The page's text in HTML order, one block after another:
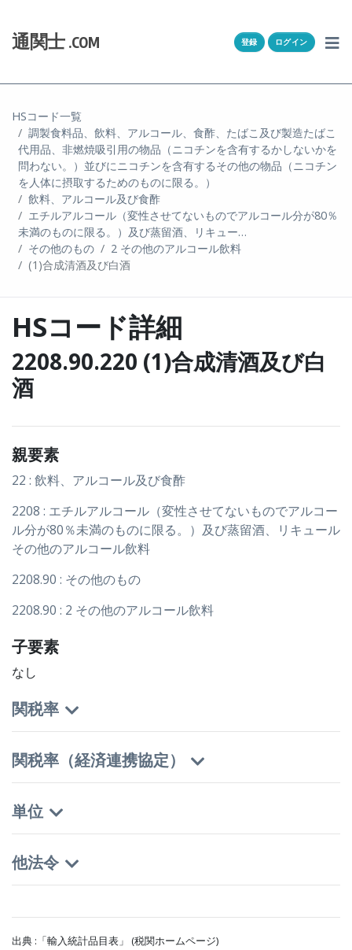
通関士 .COM 登録 ログイン
HSコード一覧
調製食料品、飲料、アルコール、食酢、たばこ及び製造たばこ
代用品、非燃焼吸引用の物品（ニコチンを含有するかしないかを
問わない。）並びにニコチンを含有するその他の物品（ニコチン
を人体に摂取するためのものに限る。）
飲料、アルコール及び食酢
エチルアルコール（変性させてないものでアルコール分が80％
未満のものに限る。）及び蒸留酒、リキュー…
その他のもの
2 その他のアルコール飲料
(1)合成清酒及び白酒
HSコード詳細
2208.90.220 (1)合成清酒及び白
酒
親要素
22 : 飲料、アルコール及び食酢
2208 : エチルアルコール（変性させてないものでアルコー
ル分が80％未満のものに限る。）及び蒸留酒、リキュール
その他のアルコール飲料
2208.90 : その他のもの
2208.90 : 2 その他のアルコール飲料
子要素
なし
関税率
関税率（経済連携協定）
単位
他法令
出典 :「輸入統計品目表」 (税関ホームページ)
通関Ｑ＆Ａ
通関士NEWS
HSコード